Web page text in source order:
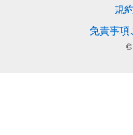
規約
免責事項
©